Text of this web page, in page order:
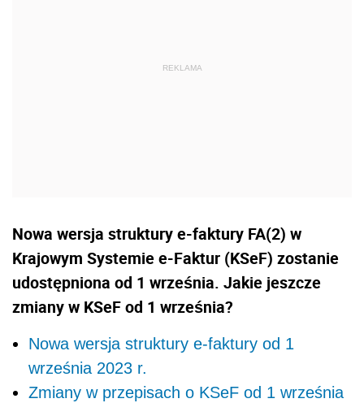
Nowa wersja struktury e-faktury FA(2) w
Krajowym Systemie e-Faktur (KSeF) zostanie
udostępniona od 1 września. Jakie jeszcze
zmiany w KSeF od 1 września?
Nowa wersja struktury e-faktury od 1
września 2023 r.
Zmiany w przepisach o KSeF od 1 września